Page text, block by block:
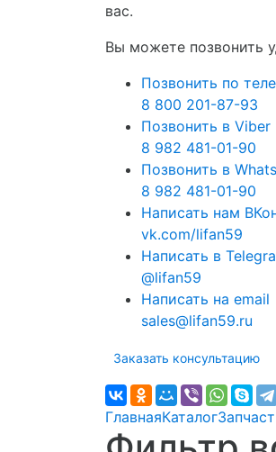
вас.
Вы можете позвонить
Позвонить по
8 800 201-87-93
Позвонить в Viber
8 982 481-01-90
Позвонить в
8 982 481-01-90
Написать нам
vk.com/lifan59
Написать в
@lifan59
Написать на email
sales@lifan59.ru
Заказать консультацию
ГлавнаяКаталог